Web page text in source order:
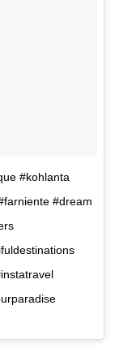
#kohlanta
#dream